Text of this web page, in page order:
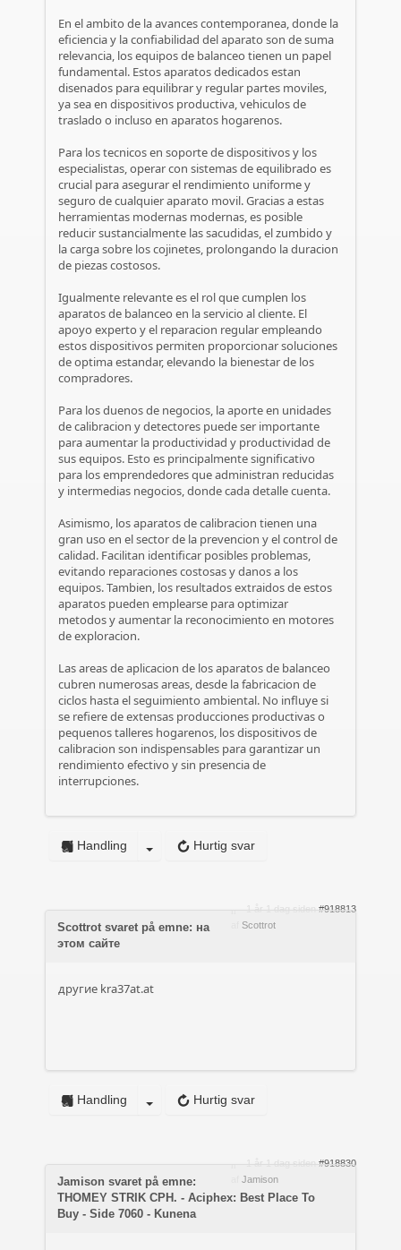
En el ambito de la avances contemporanea, donde la
eficiencia y la confiabilidad del aparato son de suma
relevancia, los equipos de balanceo tienen un papel
fundamental. Estos aparatos dedicados estan
disenados para equilibrar y regular partes moviles,
ya sea en dispositivos productiva, vehiculos de
traslado o incluso en aparatos hogarenos.
Para los tecnicos en soporte de dispositivos y los
especialistas, operar con sistemas de equilibrado es
crucial para asegurar el rendimiento uniforme y
seguro de cualquier aparato movil. Gracias a estas
herramientas modernas modernas, es posible
reducir sustancialmente las sacudidas, el zumbido y
la carga sobre los cojinetes, prolongando la duracion
de piezas costosos.
Igualmente relevante es el rol que cumplen los
aparatos de balanceo en la servicio al cliente. El
apoyo experto y el reparacion regular empleando
estos dispositivos permiten proporcionar soluciones
de optima estandar, elevando la bienestar de los
compradores.
Para los duenos de negocios, la aporte en unidades
de calibracion y detectores puede ser importante
para aumentar la productividad y productividad de
sus equipos. Esto es principalmente significativo
para los emprendedores que administran reducidas
y intermedias negocios, donde cada detalle cuenta.
Asimismo, los aparatos de calibracion tienen una
gran uso en el sector de la prevencion y el control de
calidad. Facilitan identificar posibles problemas,
evitando reparaciones costosas y danos a los
equipos. Tambien, los resultados extraidos de estos
aparatos pueden emplearse para optimizar
metodos y aumentar la reconocimiento en motores
de exploracion.
Las areas de aplicacion de los aparatos de balanceo
cubren numerosas areas, desde la fabricacion de
ciclos hasta el seguimiento ambiental. No influye si
se refiere de extensas producciones productivas o
pequenos talleres hogarenos, los dispositivos de
calibracion son indispensables para garantizar un
rendimiento efectivo y sin presencia de
interrupciones.
Hurtig svar
Handling
1 år 1 dag siden #918813
Scottrot
Scottrot svaret på emne: на
этом сайте
другие kra37at.at
Hurtig svar
Handling
1 år 1 dag siden #918830
Jamison
Jamison svaret på emne:
THOMEY STRIK CPH. - Aciphex: Best Place To
Buy - Side 7060 - Kunena